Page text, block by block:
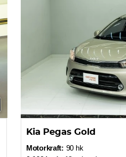
Kia Pegas Gold
Motorkraft: 90 hk